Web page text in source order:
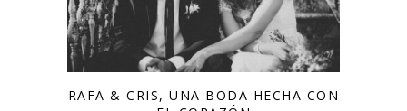
RAFA & CRIS, UNA BODA HECHA CON